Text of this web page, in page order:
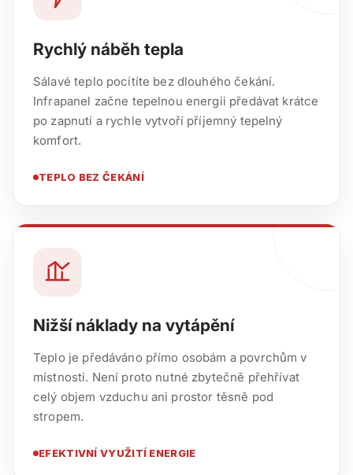
Rychlý náběh tepla
Sálavé teplo pocítíte bez dlouhého čekání.
Infrapanel začne tepelnou energii předávat krátce
po zapnutí a rychle vytvoří příjemný tepelný
komfort.
TEPLO BEZ ČEKÁNÍ
Nižší náklady na vytápění
Teplo je předáváno přímo osobám a povrchům v
místnosti. Není proto nutné zbytečně přehřívat
celý objem vzduchu ani prostor těsně pod
stropem.
EFEKTIVNÍ VYUŽITÍ ENERGIE